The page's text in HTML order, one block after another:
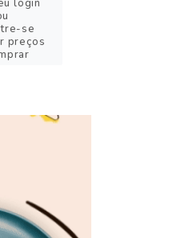
login
se
preços